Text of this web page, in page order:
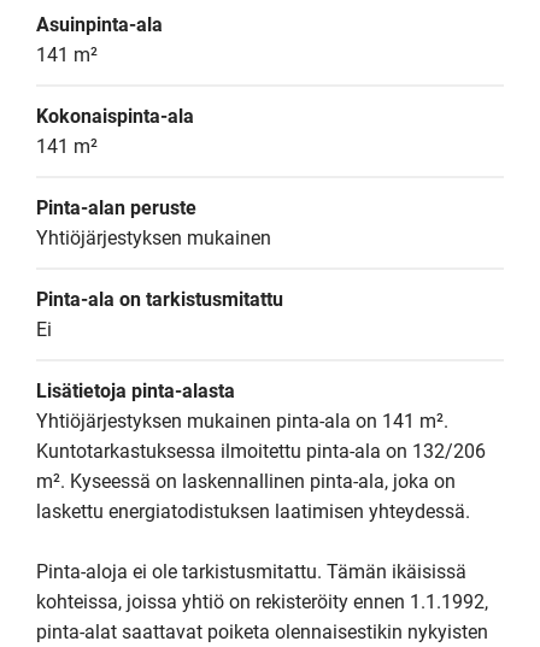
Asuinpinta-ala
141 m²
Kokonaispinta-ala
141 m²
Pinta-alan peruste
Yhtiöjärjestyksen mukainen
Pinta-ala on tarkistusmitattu
Ei
Lisätietoja pinta-alasta
Yhtiöjärjestyksen mukainen pinta-ala on 141 m².
Kuntotarkastuksessa ilmoitettu pinta-ala on 132/206
m². Kyseessä on laskennallinen pinta-ala, joka on
laskettu energiatodistuksen laatimisen yhteydessä.
Pinta-aloja ei ole tarkistusmitattu. Tämän ikäisissä
kohteissa, joissa yhtiö on rekisteröity ennen 1.1.1992,
pinta-alat saattavat poiketa olennaisestikin nykyisten